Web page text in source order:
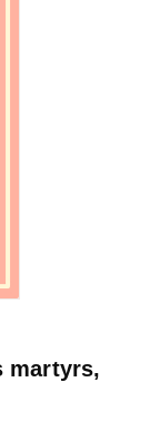
martyrs,